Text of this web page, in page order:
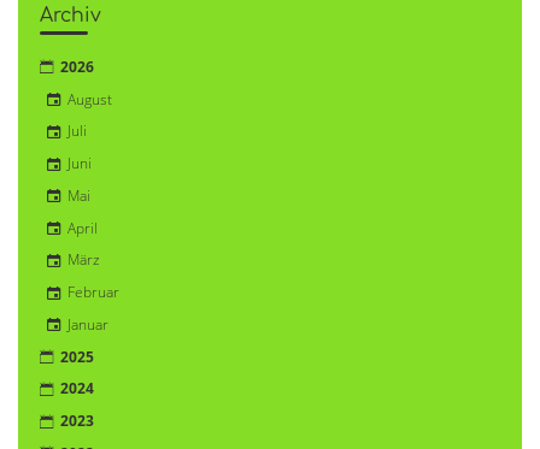
Archiv
2026
August
Juli
Juni
Mai
April
März
Februar
Januar
2025
2024
2023